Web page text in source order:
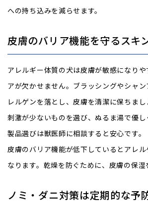
への持ち込みを減らせます。
皮膚のバリア機能を守るスキ
アレルギー体質の犬は皮膚が敏感になり
アが欠かせません。ブラッシングやシャ
レルゲンを落とし、皮膚を清潔に保ちま
刺激が少ないものを選び、ぬるま湯で優
製品選びは獣医師に相談すると安心です。
皮膚のバリア機能が低下しているとアレル
なります。乾燥を防ぐために、皮膚の保湿
ノミ・ダニ対策は定期的な予